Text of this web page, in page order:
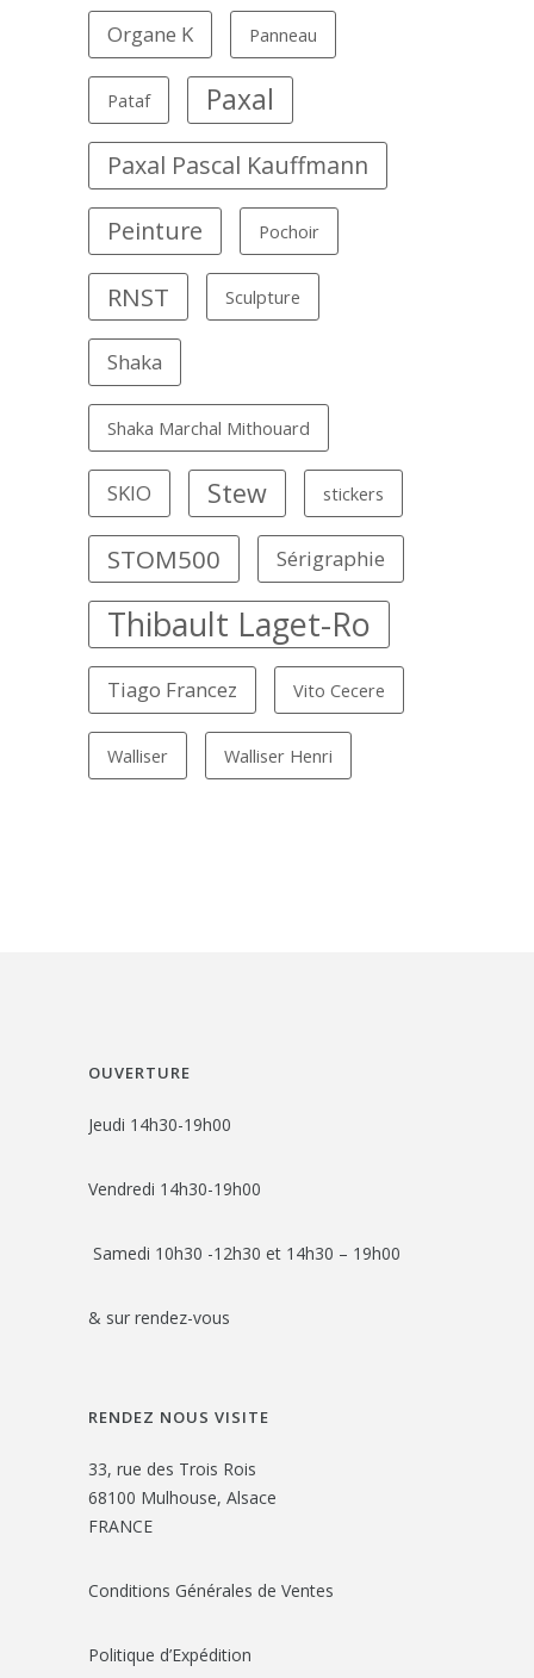
Organe K Panneau
Pataf Paxal
Paxal Pascal Kauffmann
Peinture Pochoir
RNST Sculpture
Shaka
Shaka Marchal Mithouard
SKIO Stew stickers
STOM500 Sérigraphie
Thibault Laget-Ro
Tiago Francez Vito Cecere
Walliser Walliser Henri
OUVERTURE
Jeudi 14h30-19h00
Vendredi 14h30-19h00
Samedi 10h30 -12h30 et 14h30 – 19h00
& sur rendez-vous
RENDEZ NOUS VISITE
33, rue des Trois Rois
68100 Mulhouse, Alsace
FRANCE
Conditions Générales de Ventes
Politique d’Expédition